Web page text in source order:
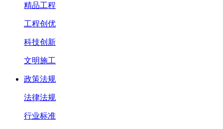
精品工程
工程创优
科技创新
文明施工
政策法规
法律法规
行业标准